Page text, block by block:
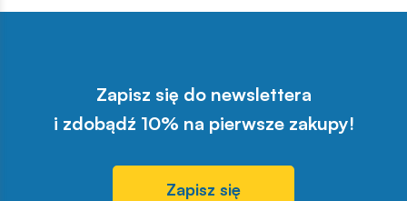
Zapisz się do newslettera
i zdobądź 10% na pierwsze zakupy!
Zapisz się